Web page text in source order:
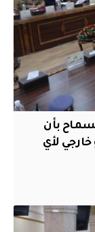
بأن
لأي